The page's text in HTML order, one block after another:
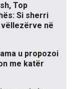
Top
Si sherri
në
u propozoi
me katër